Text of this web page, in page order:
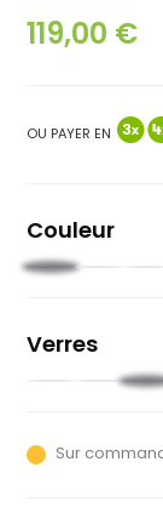
119,00 €
OU PAYER EN
Couleur
Noir Rouge
Verres
Sur